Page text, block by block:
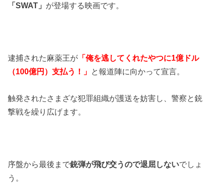
「SWAT」 が登場する映画です。
逮捕された麻薬王が 「俺を逃してくれたやつに1億ドル
（100億円）支払う！」 と報道陣に向かって宣言。
触発されたさまざな犯罪組織が護送を妨害し、警察と銃
撃戦を繰り広げます。
序盤から最後まで銃弾が飛び交うので退屈しないでしょ
う。